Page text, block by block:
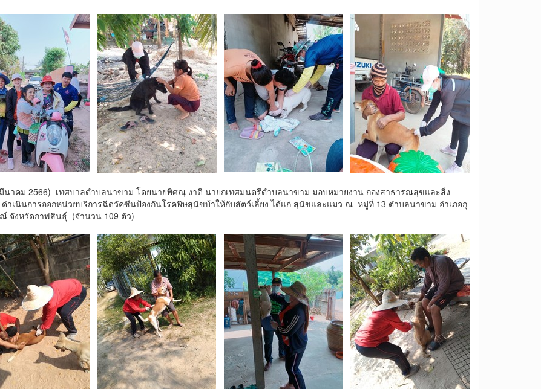
นาคม 2566) เทศบาลตำบลนาขาม โดยนายพิศณุ งาดี นายกเทศมนตรีตำบลนาขาม มอบหมายงาน กองสาธารณสุขและสิ่ง
ำเนินการออกหน่วยบริการฉีดวัคซีนป้องกันโรคพิษสุนัขบ้าให้กับสัตว์เลี้ยง ได้แก่ สุนัขและแมว ณ หมู่ที่ 13 ตำบลนาขาม อำเภอกุ
จังหวัดกาฬสินธุ์ (จำนวน 109 ตัว)